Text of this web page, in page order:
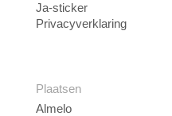
Ja-sticker
Privacyverklaring
Plaatsen
Almelo